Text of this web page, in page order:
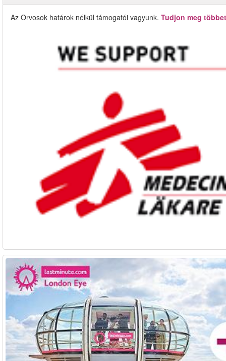
Az Orvosok határok nélkül támogatói vagyunk. Tudjon meg